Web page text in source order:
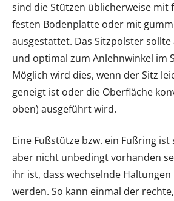
sind die Stützen üblicherweise mit
festen Bodenplatte oder mit
ausgestattet. Das Sitzpolster sollte
und optimal zum Anlehnwinkel im
Möglich wird dies, wenn der Sitz
geneigt ist oder die Oberfläche
oben) ausgeführt wird.
Eine Fußstütze bzw. ein Fußring ist
aber nicht unbedingt vorhanden
ihr ist, dass wechselnde
werden. So kann einmal der